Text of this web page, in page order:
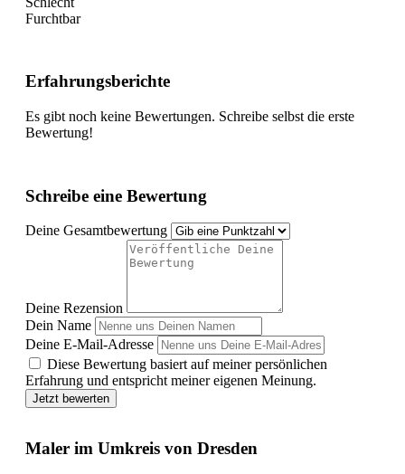
Furchtbar
Erfahrungsberichte
Es gibt noch keine Bewertungen. Schreibe selbst die erste
Bewertung!
Schreibe eine Bewertung
Deine Gesamtbewertung
Deine Rezension
Dein Name
Deine E-Mail-Adresse
Diese Bewertung basiert auf meiner persönlichen
Erfahrung und entspricht meiner eigenen Meinung.
Jetzt bewerten
Maler im Umkreis von Dresden